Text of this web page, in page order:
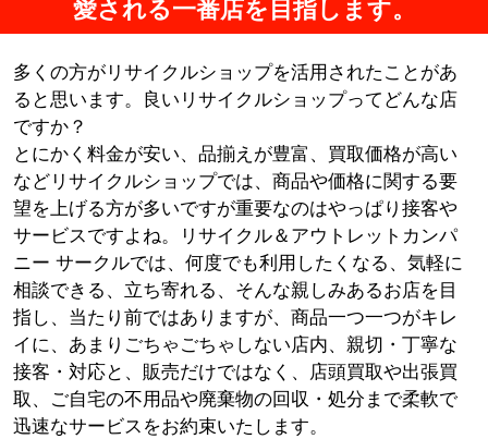
愛される一番店を目指します。
多くの方がリサイクルショップを活用されたことがあ
ると思います。良いリサイクルショップってどんな店
ですか？
とにかく料金が安い、品揃えが豊富、買取価格が高い
などリサイクルショップでは、商品や価格に関する要
望を上げる方が多いですが重要なのはやっぱり接客や
サービスですよね。リサイクル＆アウトレットカンパ
ニー サークルでは、何度でも利用したくなる、気軽に
相談できる、立ち寄れる、そんな親しみあるお店を目
指し、当たり前ではありますが、商品一つ一つがキレ
イに、あまりごちゃごちゃしない店内、親切・丁寧な
接客・対応と、販売だけではなく、店頭買取や出張買
取、ご自宅の不用品や廃棄物の回収・処分まで柔軟で
迅速なサービスをお約束いたします。